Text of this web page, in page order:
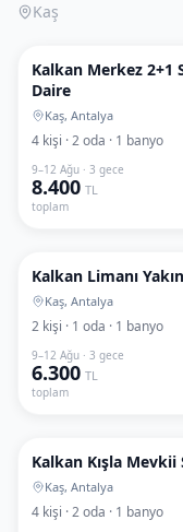
Kaş
Kalkan Merkez 2+1
Daire
Kaş, Antalya
4 kişi ·2oda · 1 banyo
9–12 Ağu · 3 gece
8.400 TL
toplam
Kalkan Limanı
Kaş, Antalya
2 kişi · 1 oda · 1 banyo
9–12 Ağu · 3 gece
6.300 TL
toplam
Kalkan Kışla
Kaş, Antalya
4 kişi ·2oda · 1 banyo